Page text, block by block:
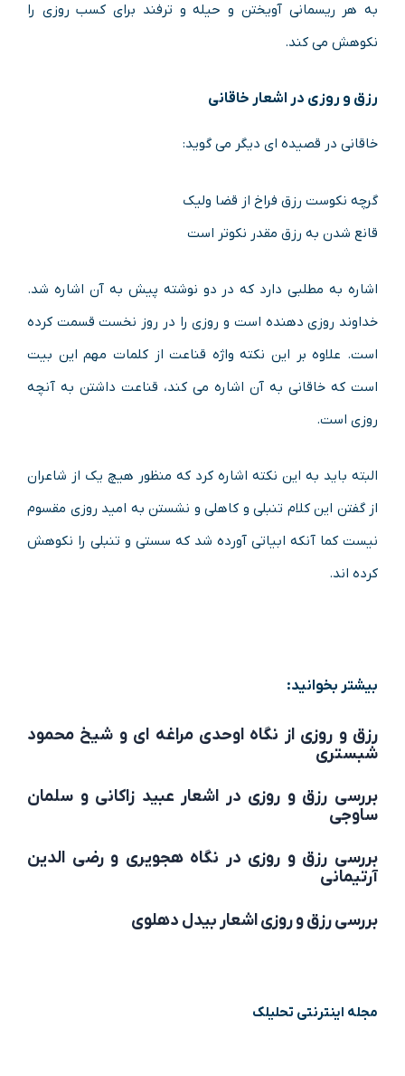
به هر ریسمانی آویختن و حیله و ترفند برای کسب روزی را
نکوهش می کند.
رزق و روزی در اشعار خاقانی
خاقانی در قصیده ای دیگر می گوید:
گرچه نکوست رزق فراخ از قضا ولیک
قانع شدن به رزق مقدر نکوتر است
اشاره به مطلبی دارد که در دو نوشته پیش به آن اشاره شد.
خداوند روزی دهنده است و روزی را در روز نخست قسمت کرده
است. علاوه بر این نکته واژه قناعت از کلمات مهم این بیت
است که خاقانی به آن اشاره می کند، قناعت داشتن به آنچه
روزی است.
البته باید به این نکته اشاره کرد که منظور هیچ یک از شاعران
از گفتن این کلام تنبلی و کاهلی و نشستن به امید روزی مقسوم
نیست کما آنکه ابیاتی آورده شد که سستی و تنبلی را نکوهش
کرده اند.
بیشتر بخوانید:
رزق و روزی از نگاه اوحدی مراغه ای و شیخ محمود
شبستری
بررسی رزق و روزی در اشعار عبید زاکانی و سلمان
ساوجی
بررسی رزق و روزی در نگاه هجویری و رضی الدین
آرتیمانی
بررسی رزق و روزی اشعار بیدل دهلوی
مجله اینترنتی تحلیلک